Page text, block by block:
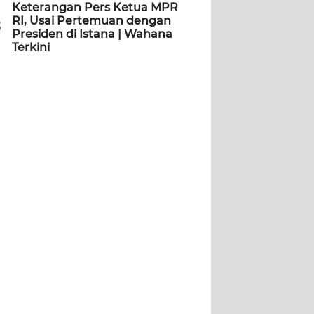
Keterangan Pers Ketua MPR
RI, Usai Pertemuan dengan
Presiden di Istana | Wahana
Terkini